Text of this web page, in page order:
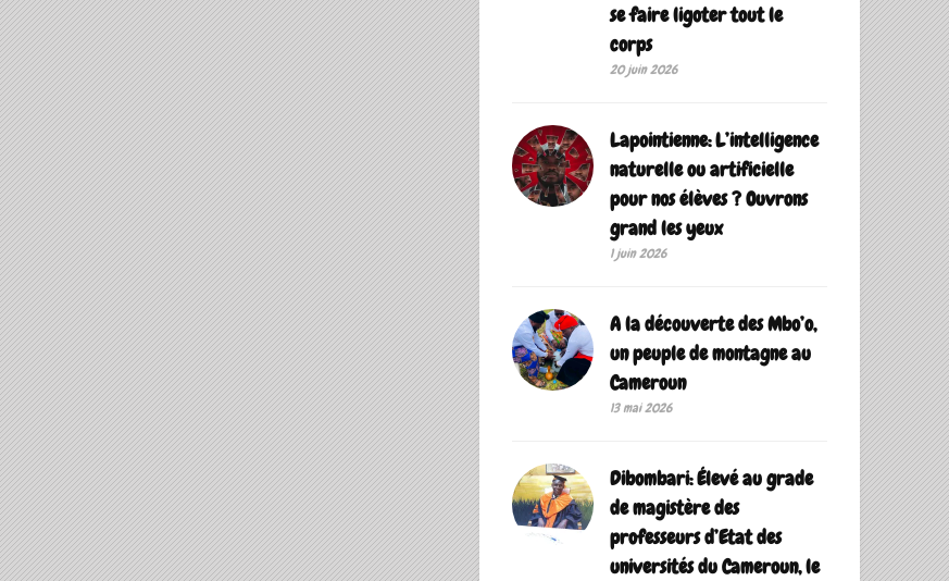
se faire ligoter tout le
corps
20 juin 2026
Lapointienne: L’intelligence
naturelle ou artificielle
pour nos élèves ? Ouvrons
grand les yeux
1 juin 2026
A la découverte des Mbo’o,
un peuple de montagne au
Cameroun
13 mai 2026
Dibombari: Élevé au grade
de magistère des
professeurs d’Etat des
universités du Cameroun, le